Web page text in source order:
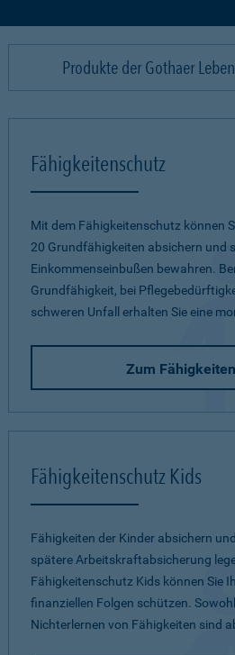
Produkte der Gothaer
Fähigkeitenschutz
Mit dem Fähigkeitenschutz können
20 Grundfähigkeiten absichern und
Einkommenseinbußen bewahren.
Grundfähigkeit, bei
schweren Unfall erhalten Sie eine
Zum
Fähigkeitenschutz Kids
Fähigkeiten der Kinder absichern
spätere Arbeitskraftabsicherung
Fähigkeitenschutz Kids können Sie
finanziellen Folgen schützen.
Nichterlernen von Fähigkeiten sind